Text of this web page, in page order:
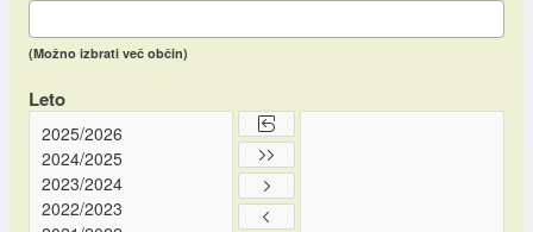
(Možno izbrati več občin)
Leto